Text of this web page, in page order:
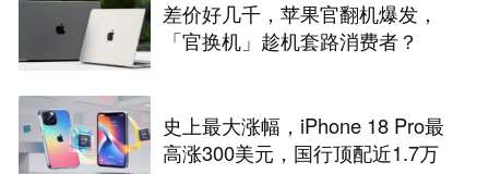
差价好几千，苹果官翻机爆发，
「官换机」趁机套路消费者？
史上最大涨幅，iPhone 18 Pro最
高涨300美元，国行顶配近1.7万